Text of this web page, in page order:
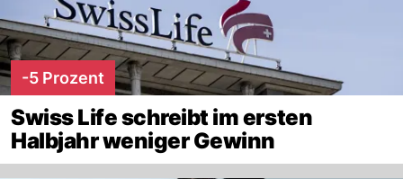
-5 Prozent
Swiss Life schreibt im ersten
Halbjahr weniger Gewinn